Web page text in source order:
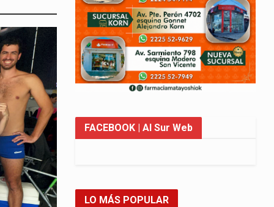
FACEBOOK | Al Sur Web
LO MÁS POPULAR